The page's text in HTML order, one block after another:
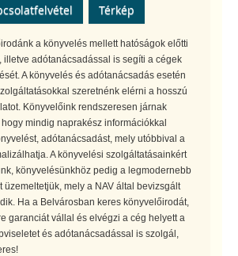
Térkép
a könyvelés mellett hatóságok előtti
illetve adótanácsadással is segíti a cégek
A könyvelés és adótanácsadás esetén
szeretnénk elérni a hosszú
Könyvelőink rendszeresen járnak
mindig naprakész információkkal
adótanácsadást, mely utóbbival a
A könyvelési szolgáltatásainkért
könyvelésünkhöz pedig a legmodernebb
üzemeltetjük, mely a NAV által bevizsgált
Ha a Belvárosban keres könyvelőirodát,
garanciát vállal és elvégzi a cég helyett a
és adótanácsadással is szolgál,